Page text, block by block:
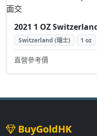
Switzerland (瑞士) 1 oz
直營參考價
BuyGoldHK